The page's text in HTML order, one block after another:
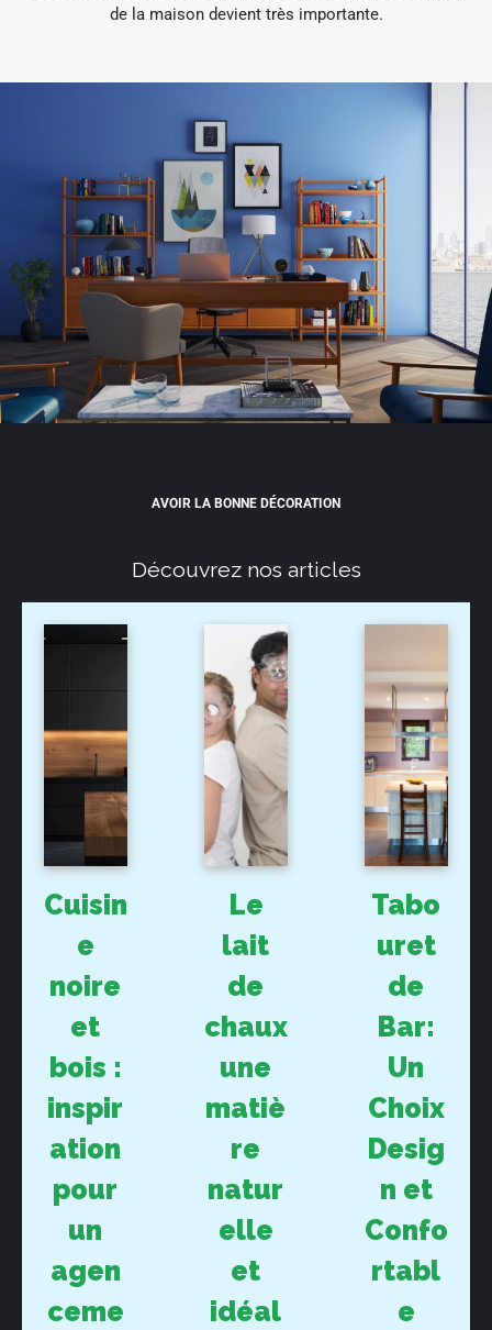
de la maison devient très importante.
AVOIR LA BONNE DÉCORATION
Découvrez nos articles
Cuisin
e
noire
et
bois :
inspir
ation
pour
un
agen
ceme
Le
lait
de
chaux
une
matiè
re
natur
elle
et
idéal
Tabo
uret
de
Bar:
Un
Choix
Desig
n et
Confo
rtabl
e